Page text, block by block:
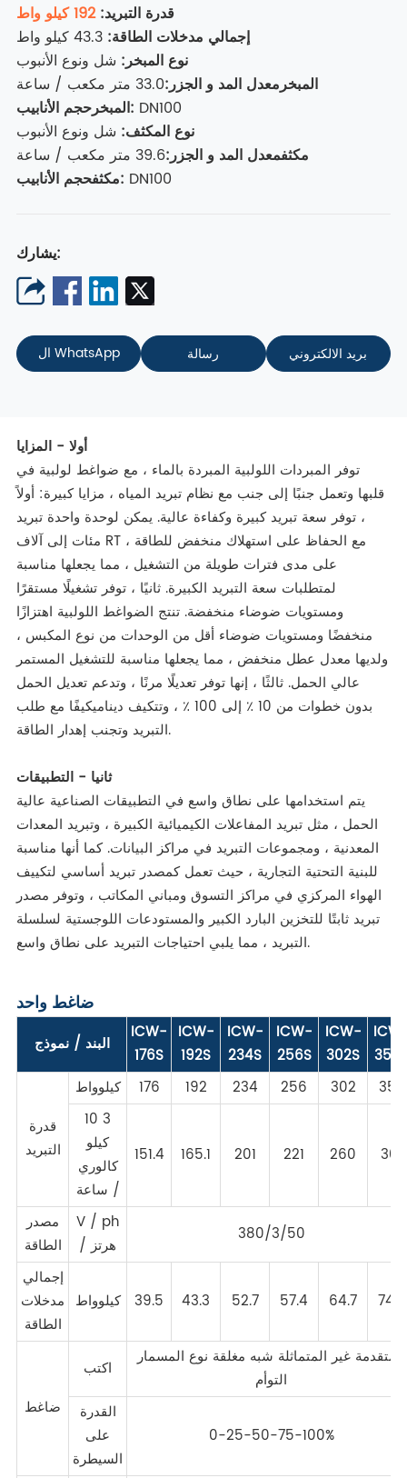
قدرة التبريد:192 كيلو واط
إجمالي مدخلات الطاقة: 43.3 كيلو واط
نوع المبخر: شل ونوع الأنبوب
المبخرمعدل المد و الجزر:33.0 متر مكعب / ساعة
المبخرحجم الأنابيب: DN100
نوع المكثف: شل ونوع الأنبوب
مكثفمعدل المد و الجزر:39.6 متر مكعب / ساعة
مكثفحجم الأنابيب: DN100
يشارك:
ال WhatsApp رسالة بريد الالكتروني
أوﻻ - المزايا
توفر المبردات اللولبية المبردة بالماء ، مع ضواغط لولبية في
قلبها وتعمل جنبًا إلى جنب مع نظام تبريد المياه ، مزايا كبيرة: أولاً
، توفر سعة تبريد كبيرة وكفاءة عالية. يمكن لوحدة واحدة تبريد
مئات إلى آلاف RT ، مع الحفاظ على استهلاك منخفض للطاقة
على مدى فترات طويلة من التشغيل ، مما يجعلها مناسبة
لمتطلبات سعة التبريد الكبيرة. ثانيًا ، توفر تشغيلًا مستقرًا
ومستويات ضوضاء منخفضة. تنتج الضواغط اللولبية اهتزازًا
منخفضًا ومستويات ضوضاء أقل من الوحدات من نوع المكبس ،
ولديها معدل عطل منخفض ، مما يجعلها مناسبة للتشغيل المستمر
عالي الحمل. ثالثًا ، إنها توفر تعديلًا مرنًا ، وتدعم تعديل الحمل
بدون خطوات من 10 ٪ إلى 100 ٪ ، وتتكيف ديناميكيفًا مع طلب
التبريد وتجنب إهدار الطاقة.
ثانيا - التطبيقات
يتم استخدامها على نطاق واسع في التطبيقات الصناعية عالية
الحمل ، مثل تبريد المفاعلات الكيميائية الكبيرة ، وتبريد المعدات
المعدنية ، ومجموعات التبريد في مراكز البيانات. كما أنها مناسبة
للبنية التحتية التجارية ، حيث تعمل كمصدر تبريد أساسي لتكييف
الهواء المركزي في مراكز التسوق ومباني المكاتب ، وتوفر مصدر
تبريد ثابتًا للتخزين البارد الكبير والمستودعات اللوجستية لسلسلة
التبريد ، مما يلبي احتياجات التبريد على نطاق واسع.
ضاغط واحد
البند / نموذج
ICW-
176S
ICW-
192S
ICW-
234S
ICW-
256S
ICW-
302S
قدرة
التبريد
كيلوواط 176 192 234 256 302
350
10 3
كيلو
كالوري
/ ساعة
151.4 165.1 201 221 260 301
مصدر
الطاقة
V / ph
/ هرتز
380/3/50
إجمالي
مدخلات
الطاقة
كيلوواط 39.5 43.3 52.7 57.4 64.7 74.9
ضاغط
اكتب
المتقدمة غير المتماثلة شبه مغلقة نوع المسمار
التوأم
القدرة
على
السيطرة
0-25-50-75-100%